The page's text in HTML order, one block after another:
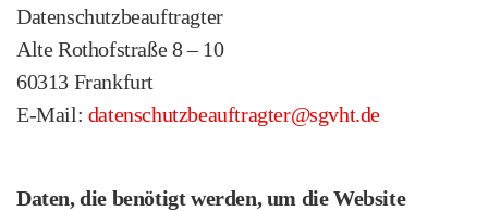
Datenschutzbeauftragter
Alte Rothofstraße 8 – 10
60313 Frankfurt
E-Mail: datenschutzbeauftragter@sgvht.de
Daten, die benötigt werden, um die Website